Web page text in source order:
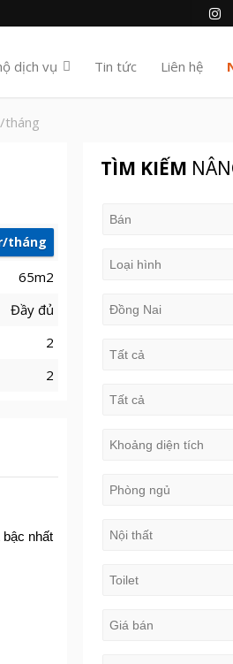
dịch vụ Tin tức Liên hệ
tháng
tháng
65m2
Đầy đủ
2
2
nhất
TÌM KIẾM